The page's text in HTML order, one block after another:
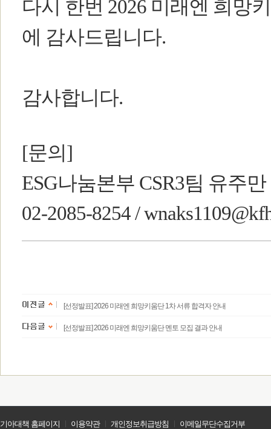
다시 한번 2026 미래엔 희망
에 감사드립니다.
감사합니다.
[문의]
ESG나눔본부 CSR3팀 유주
02-2085-8254 /
[선정발표] 2026 미래엔 희망키움단 1차 서류 합격자 안내
[선정발표] 2026 미래엔 희망키움단 멘토 모집 결과 안내
기아대책 홈페이지 이용약관 개인정보취급방침 이메일무단수집거부